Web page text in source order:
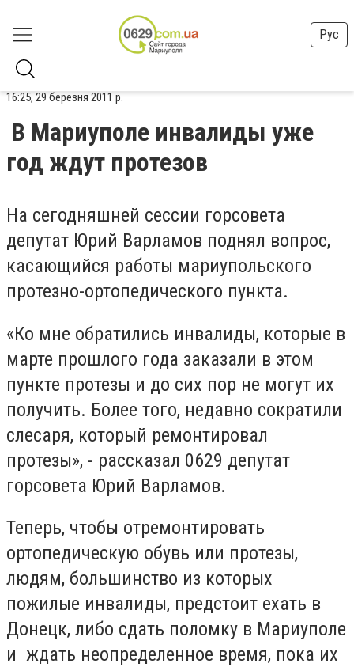
Рус
16:25, 29 березня 2011 р.
В Мариуполе инвалиды уже
год ждут протезов
На сегодняшней сессии горсовета
депутат Юрий Варламов поднял вопрос,
касающийся работы мариупольского
протезно-ортопедического пункта.
«Ко мне обратились инвалиды, которые в
марте прошлого года заказали в этом
пункте протезы и до сих пор не могут их
получить. Более того, недавно сократили
слесаря, который ремонтировал
протезы», - рассказал 0629 депутат
горсовета Юрий Варламов.
Теперь, чтобы отремонтировать
ортопедическую обувь или протезы,
людям, большинство из которых
пожилые инвалиды, предстоит ехать в
Донецк, либо сдать поломку в Мариуполе
и ждать неопределенное время, пока их